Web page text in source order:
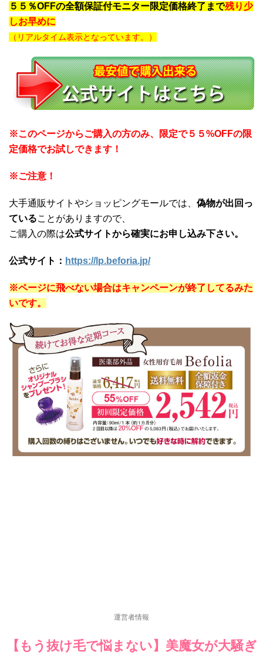
５５％OFFの全額保証付モニター限定価格終了まで残り少
しお早めに
（リアルタイム表示となっています。）
※このページからご購入の方のみ、限定で５５%OFFの限
定価格でお試しできます！
※ご注意！
大手通販サイトやショッピングモールでは、 偽物が出回っ
ていることがありますので、
ご購入の際は公式サイトから確実にお申し込み下さい。
公式サイト： https://lp.beforia.jp/
※ページに飛べない場合はキャンペーンが終了してるみた
いです。
運営者情報
【もう抜け毛で悩まない】美魔女が大騒ぎ